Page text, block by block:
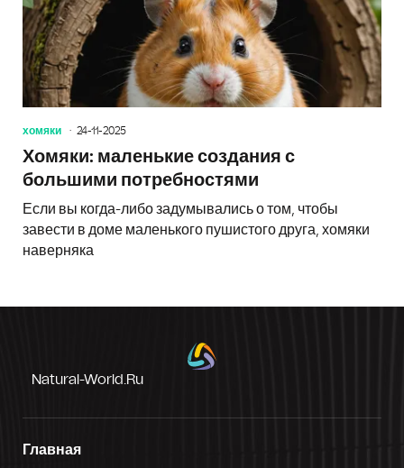
хомяки 24-11-2025
Хомяки: маленькие создания с
большими потребностями
Если вы когда-либо задумывались о том, чтобы
завести в доме маленького пушистого друга, хомяки
наверняка
Natural-World.ru
Главная